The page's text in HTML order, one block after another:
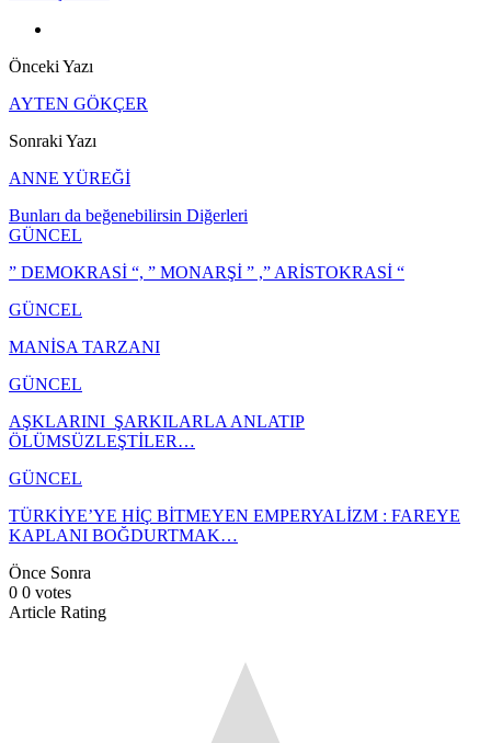
Önceki Yazı
AYTEN GÖKÇER
Sonraki Yazı
ANNE YÜREĞİ
Bunları da beğenebilirsin Diğerleri
GÜNCEL
” DEMOKRASİ “, ” MONARŞİ ” ,” ARİSTOKRASİ “
GÜNCEL
MANİSA TARZANI
GÜNCEL
AŞKLARINI ŞARKILARLA ANLATIP
ÖLÜMSÜZLEŞTİLER…
GÜNCEL
TÜRKİYE’YE HİÇ BİTMEYEN EMPERYALİZM : FAREYE
KAPLANI BOĞDURTMAK…
Önce Sonra
0 0 votes
Article Rating